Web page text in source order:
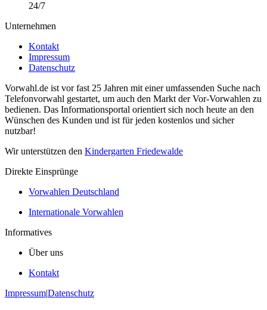
24/7
Unternehmen
Kontakt
Impressum
Datenschutz
Vorwahl.de ist vor fast 25 Jahren mit einer umfassenden Suche nach
Telefonvorwahl gestartet, um auch den Markt der Vor-Vorwahlen zu
bedienen. Das Informationsportal orientiert sich noch heute an den
Wünschen des Kunden und ist für jeden kostenlos und sicher
nutzbar!
Wir unterstützen den Kindergarten Friedewalde
Direkte Einsprünge
Vorwahlen Deutschland
Internationale Vorwahlen
Informatives
Über uns
Kontakt
Impressum|Datenschutz